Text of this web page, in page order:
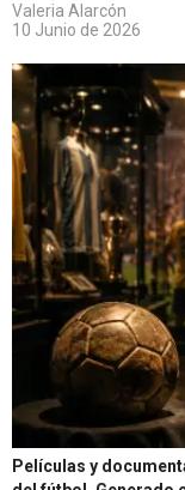
Valeria Alarcón
10 Junio de 2026
Películas y